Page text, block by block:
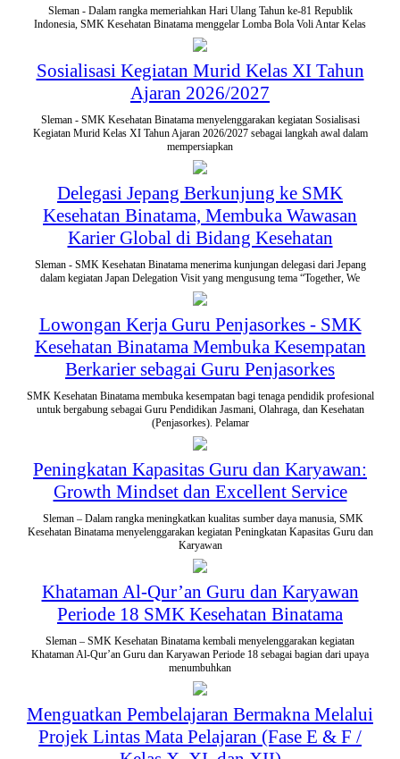
Sleman - Dalam rangka memeriahkan Hari Ulang Tahun ke-81 Republik
Indonesia, SMK Kesehatan Binatama menggelar Lomba Bola Voli Antar Kelas
Sosialisasi Kegiatan Murid Kelas XI Tahun
Ajaran 2026/2027
Sleman - SMK Kesehatan Binatama menyelenggarakan kegiatan Sosialisasi
Kegiatan Murid Kelas XI Tahun Ajaran 2026/2027 sebagai langkah awal dalam
mempersiapkan
Delegasi Jepang Berkunjung ke SMK
Kesehatan Binatama, Membuka Wawasan
Karier Global di Bidang Kesehatan
Sleman - SMK Kesehatan Binatama menerima kunjungan delegasi dari Jepang
dalam kegiatan Japan Delegation Visit yang mengusung tema “Together, We
Lowongan Kerja Guru Penjasorkes - SMK
Kesehatan Binatama Membuka Kesempatan
Berkarier sebagai Guru Penjasorkes
SMK Kesehatan Binatama membuka kesempatan bagi tenaga pendidik profesional
untuk bergabung sebagai Guru Pendidikan Jasmani, Olahraga, dan Kesehatan
(Penjasorkes). Pelamar
Peningkatan Kapasitas Guru dan Karyawan:
Growth Mindset dan Excellent Service
Sleman – Dalam rangka meningkatkan kualitas sumber daya manusia, SMK
Kesehatan Binatama menyelenggarakan kegiatan Peningkatan Kapasitas Guru dan
Karyawan
Khataman Al-Qur’an Guru dan Karyawan
Periode 18 SMK Kesehatan Binatama
Sleman – SMK Kesehatan Binatama kembali menyelenggarakan kegiatan
Khataman Al-Qur’an Guru dan Karyawan Periode 18 sebagai bagian dari upaya
menumbuhkan
Menguatkan Pembelajaran Bermakna Melalui
Projek Lintas Mata Pelajaran (Fase E & F /